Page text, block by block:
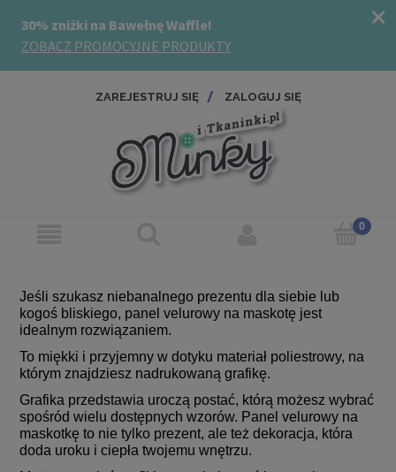
ZAREJESTRUJ SIĘ ZALOGUJ SIĘ
Jeśli szukasz niebanalnego prezentu dla siebie lub
kogoś bliskiego, panel velurowy na maskotę jest
idealnym rozwiązaniem.
To miękki i przyjemny w dotyku materiał poliestrowy, na
którym znajdziesz nadrukowaną grafikę.
Grafika przedstawia uroczą postać, którą możesz wybrać
spośród wielu dostępnych wzorów. Panel velurowy na
maskotkę to nie tylko prezent, ale też dekoracja, która
doda uroku i ciepła twojemu wnętrzu.